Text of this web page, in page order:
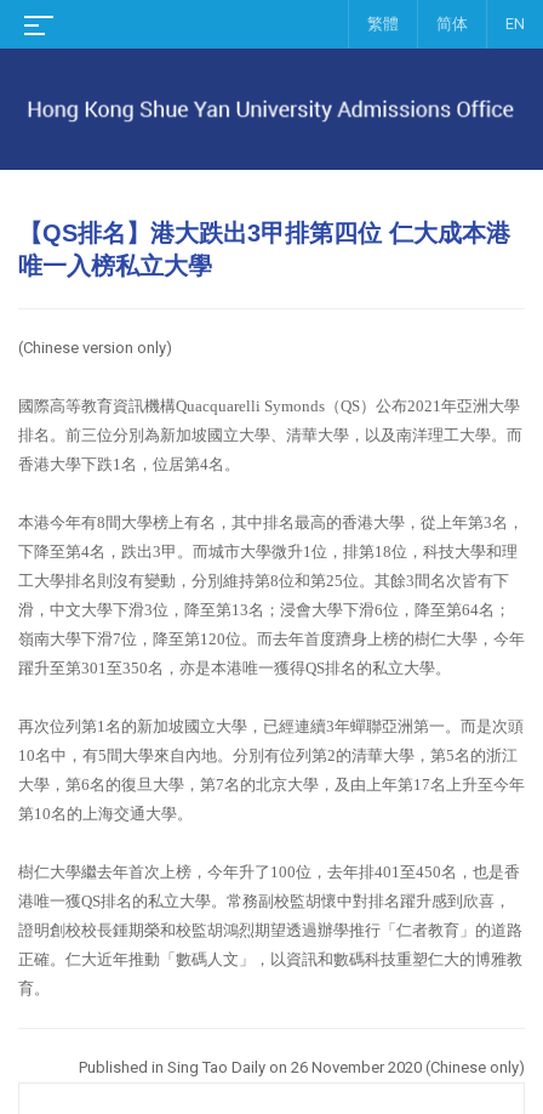
繁體 简体 EN
【QS排名】港大跌出3甲排第四位 仁大成本港
唯一入榜私立大學
(Chinese version only)
國際高等教育資訊機構Quacquarelli Symonds（QS）公布2021年亞洲大學
排名。前三位分別為新加坡國立大學、清華大學，以及南洋理工大學。而
香港大學下跌1名，位居第4名。
本港今年有8間大學榜上有名，其中排名最高的香港大學，從上年第3名，
下降至第4名，跌出3甲。而城市大學微升1位，排第18位，科技大學和理
工大學排名則沒有變動，分別維持第8位和第25位。其餘3間名次皆有下
滑，中文大學下滑3位，降至第13名；浸會大學下滑6位，降至第64名；
嶺南大學下滑7位，降至第120位。而去年首度躋身上榜的樹仁大學，今年
躍升至第301至350名，亦是本港唯一獲得QS排名的私立大學。
再次位列第1名的新加坡國立大學，已經連續3年蟬聯亞洲第一。而是次頭
10名中，有5間大學來自內地。分別有位列第2的清華大學，第5名的浙江
大學，第6名的復旦大學，第7名的北京大學，及由上年第17名上升至今年
第10名的上海交通大學。
樹仁大學繼去年首次上榜，今年升了100位，去年排401至450名，也是香
港唯一獲QS排名的私立大學。常務副校監胡懷中對排名躍升感到欣喜，
證明創校校長鍾期榮和校監胡鴻烈期望透過辦學推行「仁者教育」的道路
正確。仁大近年推動「數碼人文」，以資訊和數碼科技重塑仁大的博雅教
育。
Published in Sing Tao Daily on 26 November 2020 (Chinese only)